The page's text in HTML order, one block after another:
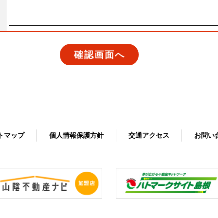
マップ 個人情報保護方針 交通アクセス お問い